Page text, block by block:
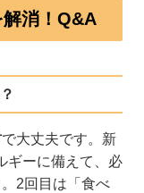
消！Q&A
で大丈夫です。新
ギーに備えて、必
2回目は「食べ